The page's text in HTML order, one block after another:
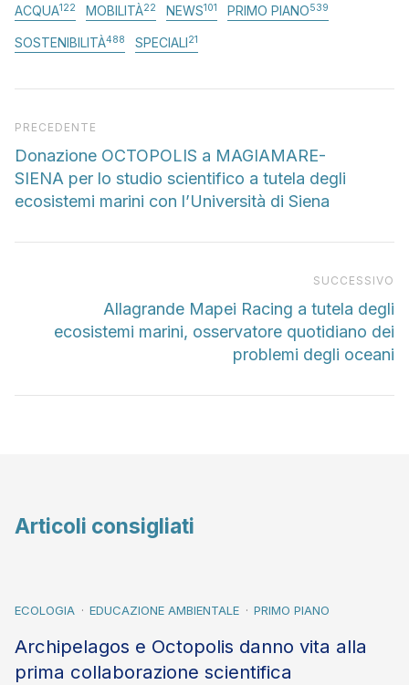
ACQUA122 MOBILITÀ22 NEWS101 PRIMO PIANO539
SOSTENIBILITÀ488 SPECIALI21
Articolo precedente
PRECEDENTE
Donazione OCTOPOLIS a MAGIAMARE-
SIENA per lo studio scientifico a tutela degli
ecosistemi marini con l’Università di Siena
SUCCESSIVO
Allagrande Mapei Racing a tutela degli
ecosistemi marini, osservatore quotidiano dei
problemi degli oceani
Articoli consigliati
ECOLOGIA EDUCAZIONE AMBIENTALE PRIMO PIANO
Archipelagos e Octopolis danno vita alla
prima collaborazione scientifica